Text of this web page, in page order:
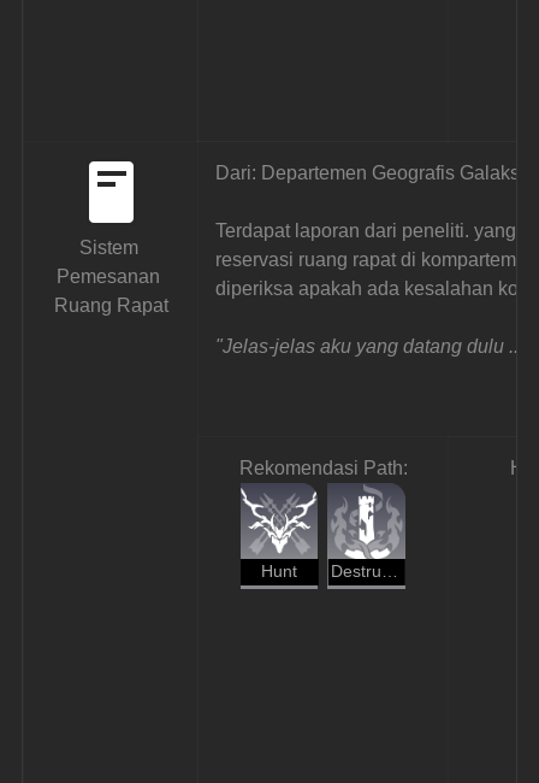
Sistem
Pemesanan
Ruang Rapat
Dari: Departemen Geografis Galaksi
Terdapat laporan dari peneliti. yang
reservasi ruang rapat di
diperiksa apakah ada kesalahan
"Jelas-jelas aku yang datang dulu ..."
Rekomendasi Path:
Hunt